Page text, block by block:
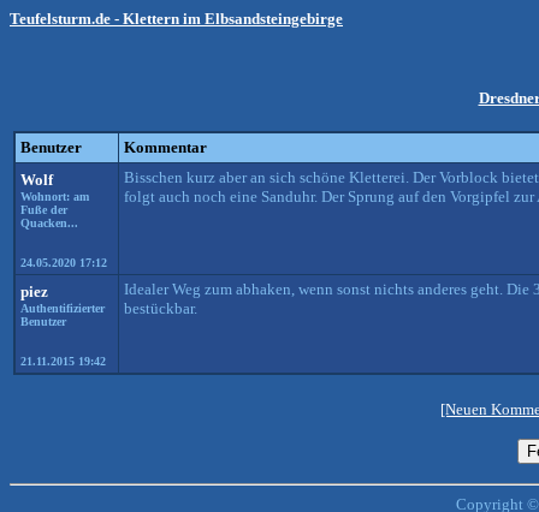
Teufelsturm.de - Klettern im Elbsandsteingebirge
Benutzer
Kommentar
Wolf
Wohnort: am
Fuße der
Quacken...
24.05.2020 17:12
Bisschen kurz aber an sich schöne Kletterei. Der Vorblock
folgt auch noch eine Sanduhr. Der Sprung auf den Vorgipfel
piez
Authentifizierter
Benutzer
21.11.2015 19:42
Idealer Weg zum abhaken, wenn sonst nichts anderes geht.
bestückbar.
[Neuen
Copyright ©